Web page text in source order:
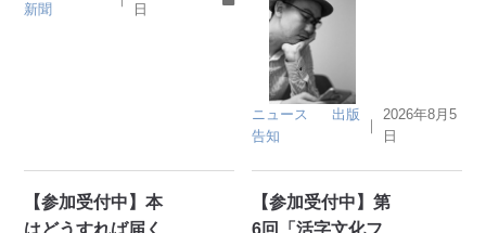
新聞 日
ニュース
出版
告知
｜
2026年8月5
日
【参加受付中】本
はどうすれば届く
【参加受付中】第
6回「活字文化フ